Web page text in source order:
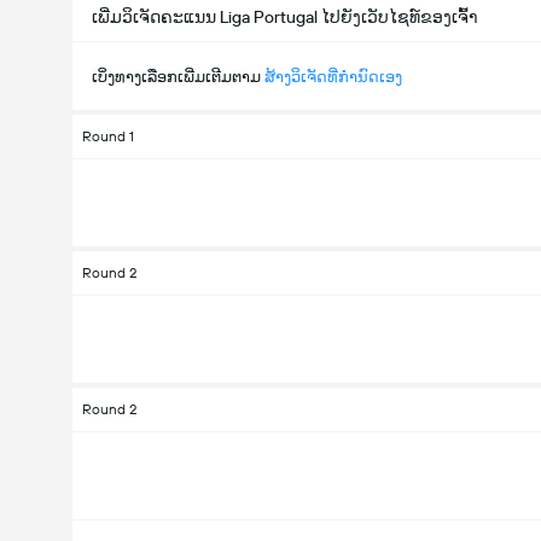
ເພີ່ມວິເຈັດຄະແນນ Liga Portugal ໄປຍັງເວັບໄຊທ໌ຂອງເຈົ້າ
ເບິ່ງທາງເລືອກເພີ່ມເຕີມຕາມ ສ້າງວິເຈັດທີ່ກຳນົດເອງ
Round 1
Round 2
Round 2